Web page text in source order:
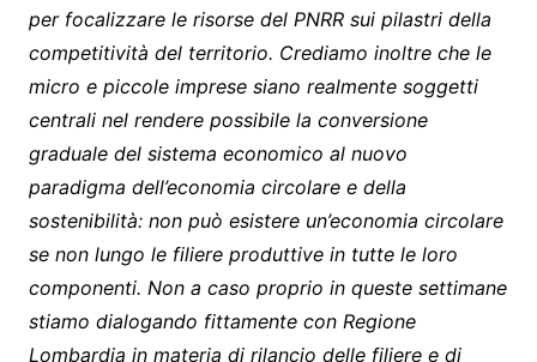
per focalizzare le risorse del PNRR sui pilastri della
competitività del territorio. Crediamo inoltre che le
micro e piccole imprese siano realmente soggetti
centrali nel rendere possibile la conversione
graduale del sistema economico al nuovo
paradigma dell’economia circolare e della
sostenibilità: non può esistere un’economia circolare
se non lungo le filiere produttive in tutte le loro
componenti. Non a caso proprio in queste settimane
stiamo dialogando fittamente con Regione
Lombardia in materia di rilancio delle filiere e di